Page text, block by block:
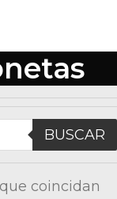
BUSCAR
coincidan